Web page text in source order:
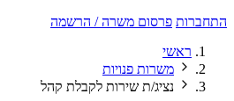
התחברות פרסום משרה / הרשמה
ראשי
משרות פנויות
נציג/ת שירות לקבלת קהל